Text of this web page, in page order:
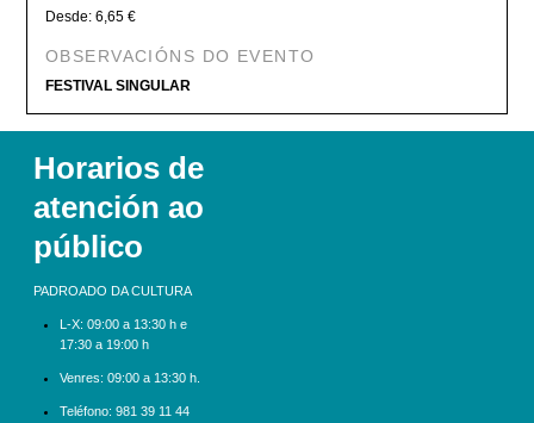
Desde: 6,65 €
OBSERVACIÓNS DO EVENTO
FESTIVAL SINGULAR
Horarios de
atención ao
público
PADROADO DA CULTURA
L-X: 09:00 a 13:30 h e
17:30 a 19:00 h
Venres: 09:00 a 13:30 h.
Teléfono: 981 39 11 44